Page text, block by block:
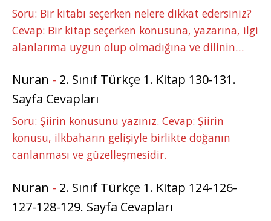
Soru: Bir kitabı seçerken nelere dikkat edersiniz?
Cevap: Bir kitap seçerken konusuna, yazarına, ilgi
alanlarıma uygun olup olmadığına ve dilinin…
Nuran - 2. Sınıf Türkçe 1. Kitap 130-131.
Sayfa Cevapları
Soru: Şiirin konusunu yazınız. Cevap: Şiirin
konusu, ilkbaharın gelişiyle birlikte doğanın
canlanması ve güzelleşmesidir.
Nuran - 2. Sınıf Türkçe 1. Kitap 124-126-
127-128-129. Sayfa Cevapları